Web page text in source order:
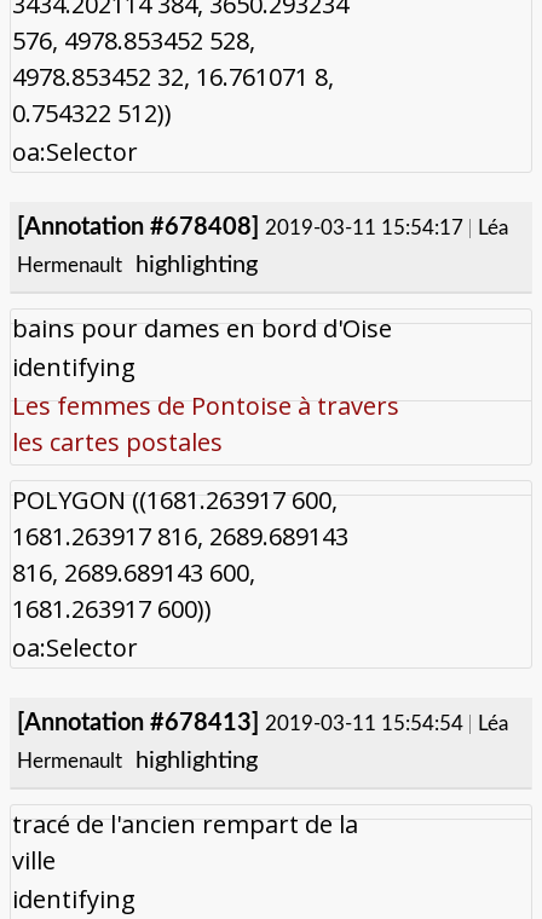
576, 4978.853452 528,
4978.853452 32, 16.761071 8,
0.754322 512))
oa:Selector
[Annotation #678408] 2019-03-11 15:54:17
Léa
Hermenault
highlighting
bains pour dames en bord d'Oise
identifying
Les femmes de Pontoise à travers
les cartes postales
POLYGON ((1681.263917 600,
1681.263917 816, 2689.689143
816, 2689.689143 600,
1681.263917 600))
oa:Selector
[Annotation #678413] 2019-03-11 15:54:54
Léa
Hermenault
highlighting
tracé de l'ancien rempart de la
ville
identifying